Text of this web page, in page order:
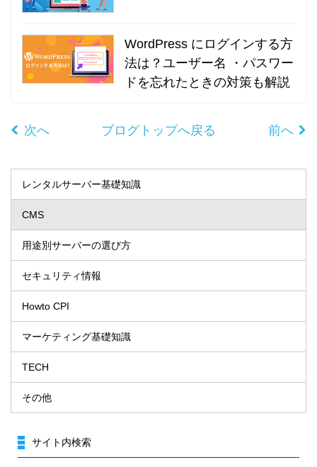
WordPress にログインする方
法は？ユーザー名 ・パスワー
ドを忘れたときの対策も解説
次へ ブログトップへ戻る 前へ
レンタルサーバー基礎知識
CMS
用途別サーバーの選び方
セキュリティ情報
Howto CPI
マーケティング基礎知識
TECH
その他
サイト内検索